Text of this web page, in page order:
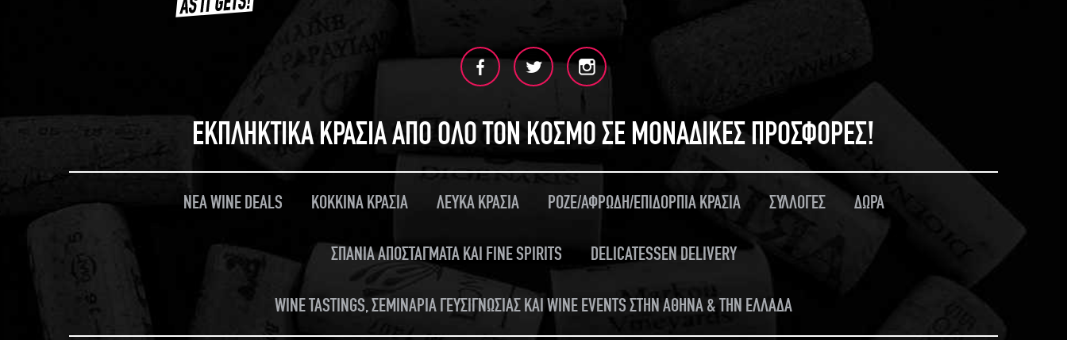
ΕΚΠΛΗΚΤΙΚΑ ΚΡΑΣΙΑ ΑΠΟ ΟΛΟ ΤΟΝ ΚΟΣΜΟ ΣΕ ΜΟΝΑΔΙΚΕΣ ΠΡΟΣΦΟΡΕΣ!
ΝΕΑ WINE DEALS ΚΟΚΚΙΝΑ ΚΡΑΣΙΑ ΛΕΥΚΑ ΚΡΑΣΙΑ ΡΟΖΕ/ΑΦΡΩΔΗ/ΕΠΙΔΟΡΠΙΑ ΚΡΑΣΙΑ ΣΥΛΛΟΓΕΣ ΔΩΡΑ
ΣΠΑΝΙΑ ΑΠΟΣΤΑΓΜΑΤΑ ΚΑΙ FINE SPIRITS DELICATESSEN DELIVERY
WINE TASTINGS, ΣΕΜΙΝΑΡΙΑ ΓΕΥΣΙΓΝΩΣΙΑΣ ΚΑΙ WINE EVENTS ΣΤΗΝ ΑΘΗΝΑ & ΤΗΝ ΕΛΛΑΔΑ